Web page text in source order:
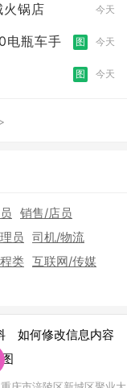
火锅店 今天
电瓶车手 图 今天
图 今天
销售/店员
员 司机/物流
类 互联网/传媒
如何修改信息内容